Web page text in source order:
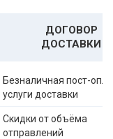
ДОГОВОР
ДОСТАВКИ
Безналичная пост-
услуги доставки
Скидки от объёма
отправлений